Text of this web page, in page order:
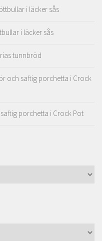
i läcker sås
i läcker sås
tunnbröd
och saftig porchetta i Crock
porchetta i Crock Pot